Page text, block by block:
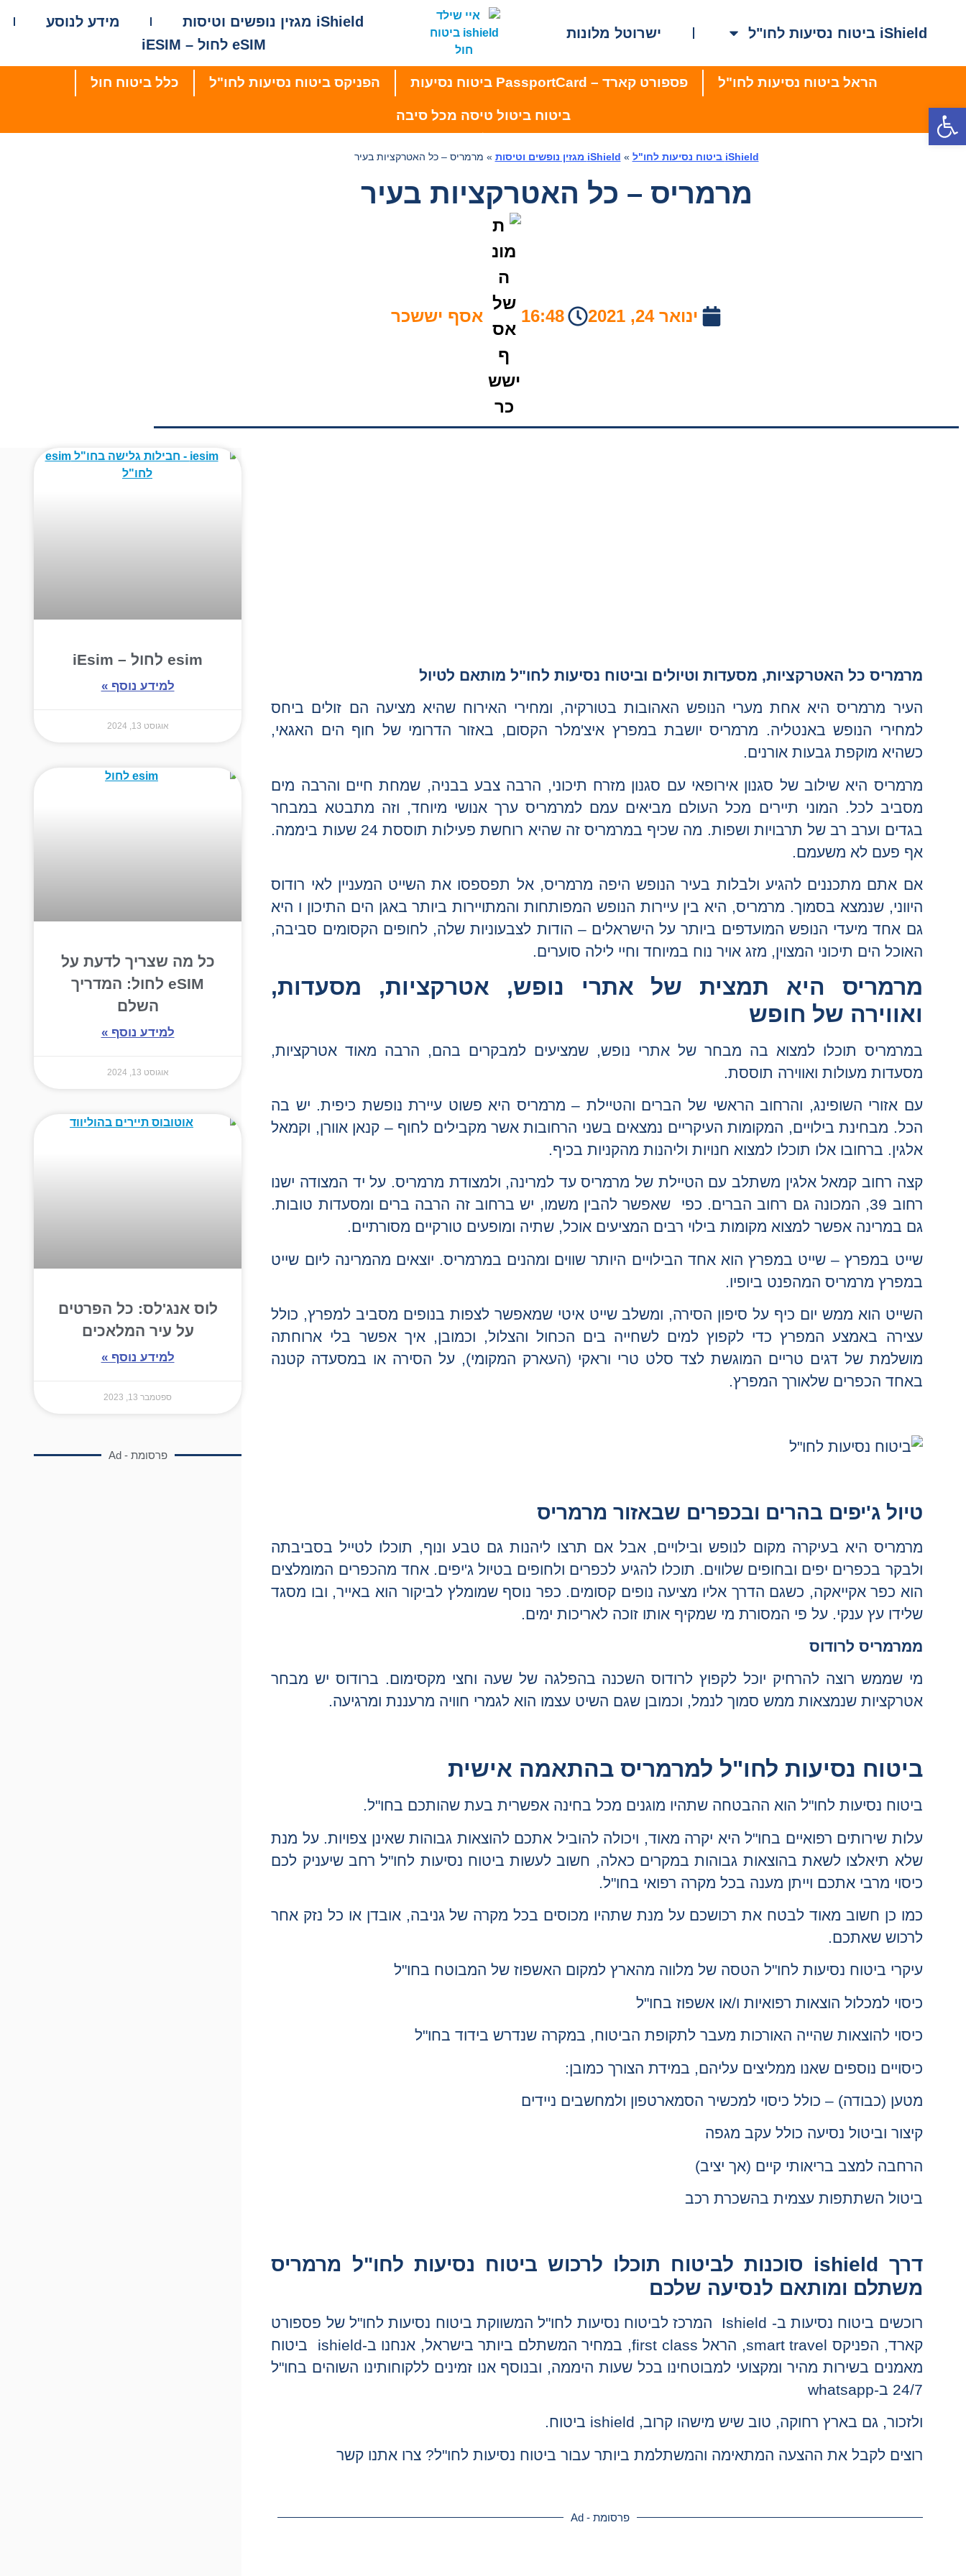
iShield ביטוח נסיעות לחו"ל ישרוטל מלונות
iShield מגזין נופשים וטיסות
מידע לנוסע
eSIM לחול – iESIM
הראל ביטוח נסיעות לחו"ל פספורט קארד – PassportCard ביטוח נסיעות הפניקס ביטוח נסיעות לחו"ל כלל ביטוח חול
ביטוח ביטול טיסה מכל סיבה
iShield ביטוח נסיעות לחו"ל » iShield מגזין נופשים וטיסות » מרמריס – כל האטרקציות בעיר
מרמריס – כל האטרקציות בעיר
ינואר 24, 2021 16:48 אסף יששכר
מרמריס כל האטרקציות, מסעדות וטיולים וביטוח נסיעות לחו"ל מותאם לטיול
העיר מרמריס היא אחת מערי הנופש האהובות בטורקיה, ומחירי האירוח שהיא מציעה הם זולים ביחס
למחירי הנופש באנטליה. מרמריס יושבת במפרץ איצ'מלר הקסום, באזור הדרומי של חוף הים האגאי,
כשהיא מוקפת גבעות אורנים.
מרמריס היא שילוב של סגנון אירופאי עם סגנון מזרח תיכוני, הרבה צבע בבניה, שמחת חיים והרבה מים
מסביב לכל. המוני תיירים מכל העולם מביאים עמם למרמריס ערך אנושי מיוחד, וזה מתבטא במבחר
בגדים וערב רב של תרבויות ושפות. מה שכיף במרמריס זה שהיא רוחשת פעילות תוססת 24 שעות ביממה.
אף פעם לא משעמם.
אם אתם מתכננים להגיע ולבלות בעיר הנופש היפה מרמריס, אל תפספסו את השייט המעניין לאי רודוס
היווני, שנמצא בסמוך. מרמריס, היא בין עיירות הנופש המפותחות והמתויירות ביותר באגן הים התיכון ו היא
גם אחד מיעדי הנופש המועדפים ביותר על הישראלים – הודות לצבעוניות שלה, לחופים הקסומים סביבה,
האוכל הים תיכוני המצוין, מזג אויר נוח במיוחד וחיי לילה סוערים.
מרמריס היא תמצית של אתרי נופש, אטרקציות, מסעדות,
ואווירה של חופש
במרמריס תוכלו למצוא בה מבחר של אתרי נופש, שמציעים למבקרים בהם, הרבה מאוד אטרקציות,
מסעדות מעולות ואווירה תוססת.
עם אזורי השופינג, והרחוב הראשי של הברים והטיילת – מרמריס היא פשוט עיירת נופשת כיפית. יש בה
הכל. מבחינת בילויים, המקומות העיקריים נמצאים בשני הרחובות אשר מקבילים לחוף – קנאן אוורן, וקמאל
אלגין. ברחובו אלו תוכלו למצוא חנויות וליהנות מהקניות בכיף.
קצה רחוב קמאל אלגין משתלב עם הטיילת של מרמריס עד למרינה, ולמצודת מרמריס. על יד המצודה ישנו
רחוב 39, המכונה גם רחוב הברים. כפי שאפשר להבין משמו, יש ברחוב זה הרבה ברים ומסעדות טובות.
גם במרינה אפשר למצוא מקומות בילוי רבים המציעים אוכל, שתיה ומופעים טורקיים מסורתיים.
שייט במפרץ – שייט במפרץ הוא אחד הבילויים היותר שווים ומהנים במרמריס. יוצאים מהמרינה ליום שייט
במפרץ מרמריס המהפנט ביופיו.
השייט הוא ממש יום כיף על סיפון הסירה, ומשלב שייט איטי שמאפשר לצפות בנופים מסביב למפרץ, כולל
עצירה באמצע המפרץ כדי לקפוץ למים לשחייה בים הכחול והצלול, וכמובן, איך אפשר בלי ארוחתה
מושלמת של דגים טריים המוגשת לצד סלט טרי וראקי (העארק המקומי), על הסירה או במסעדה קטנה
באחד הכפרים שלאורך המפרץ.
טיול ג'יפים בהרים ובכפרים שבאזור מרמריס
מרמריס היא בעיקרה מקום לנופש ובילויים, אבל אם תרצו ליהנות גם טבע ונוף, תוכלו לטייל בסביבתה
ולבקר בכפרים יפים ובחופים שלווים. תוכלו להגיע לכפרים ולחופים בטיול ג'יפים. אחד מהכפרים המומלצים
הוא כפר אקייאקה, כשגם הדרך אליו מציעה נופים קסומים. כפר נוסף שמומלץ לביקור הוא באייר, ובו מסגד
שלידו עץ ענקי. על פי המסורת מי שמקיף אותו זוכה לאריכות ימים.
ממרמריס לרודוס
מי שממש רוצה להרחיק יוכל לקפוץ לרודוס השכנה בהפלגה של שעה וחצי מקסימום. ברודוס יש מבחר
אטרקציות שנמצאות ממש סמוך לנמל, וכמובן שגם השיט עצמו הוא לגמרי חוויה מרעננת ומרגיעה.
ביטוח נסיעות לחו"ל למרמריס בהתאמה אישית
ביטוח נסיעות לחו"ל הוא ההבטחה שתהיו מוגנים מכל בחינה אפשרית בעת שהותכם בחו"ל.
עלות שירותים רפואיים בחו"ל היא יקרה מאוד, ויכולה להוביל אתכם להוצאות גבוהות שאינן צפויות. על מנת
שלא תיאלצו לשאת בהוצאות גבוהות במקרים כאלה, חשוב לעשות ביטוח נסיעות לחו"ל רחב שיעניק לכם
כיסוי מרבי אתכם וייתן מענה בכל מקרה רפואי בחו"ל.
כמו כן חשוב מאוד לבטח את רכושכם על מנת שתהיו מכוסים בכל מקרה של גניבה, אובדן או כל נזק אחר
לרכוש שאתכם.
עיקרי ביטוח נסיעות לחו"ל הטסה של מלווה מהארץ למקום האשפוז של המבוטח בחו"ל
כיסוי למכלול הוצאות רפואיות ו/או אשפוז בחו"ל
כיסוי להוצאות שהייה האורכות מעבר לתקופת הביטוח, במקרה שנדרש בידוד בחו"ל
כיסויים נוספים שאנו ממליצים עליהם, במידת הצורך כמובן:
מטען (כבודה) – כולל כיסוי למכשיר הסמארטפון ולמחשבים ניידים
קיצור וביטול נסיעה כולל עקב מגפה
הרחבה למצב בריאותי קיים (אך יציב)
ביטול השתתפות עצמית בהשכרת רכב
דרך ishield סוכנות לביטוח תוכלו לרכוש ביטוח נסיעות לחו"ל מרמריס
משתלם ומותאם לנסיעה שלכם
רוכשים ביטוח נסיעות ב- Ishield המרכז לביטוח נסיעות לחו"ל המשווקת ביטוח נסיעות לחו"ל של פספורט
קארד, הפניקס smart travel, הראל first class, במחיר המשתלם ביותר בישראל, אנחנו ב-ishield ביטוח
מאמנים בשירות מהיר ומקצועי למבוטחינו בכל שעות היממה, ובנוסף אנו זמינים ללקוחותינו השוהים בחו"ל
24/7 ב-whatsapp
ולזכור, גם בארץ רחוקה, טוב שיש מישהו קרוב, ishield ביטוח.
רוצים לקבל את ההצעה המתאימה והמשתלמת ביותר עבור ביטוח נסיעות לחו"ל? צרו אתנו קשר
פרסומת - Ad
esim לחול – iEsim
למידע נוסף »
אוגוסט 13, 2024
כל מה שצריך לדעת על
eSIM לחול: המדריך
השלם
למידע נוסף »
אוגוסט 13, 2024
לוס אנג'לס: כל הפרטים
על עיר המלאכים
למידע נוסף »
ספטמבר 13, 2023
פרסומת - Ad
פתח סרגל נגישות